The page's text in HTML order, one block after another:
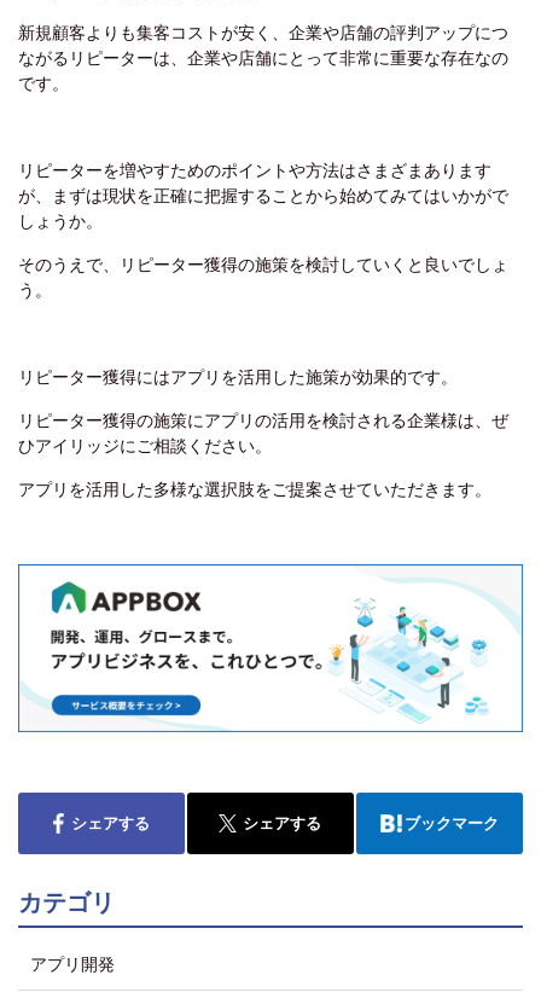
新規顧客よりも集客コストが安く、企業や店舗の評判アップにつ
ながるリピーターは、企業や店舗にとって非常に重要な存在なの
です。
リピーターを増やすためのポイントや方法はさまざまあります
が、まずは現状を正確に把握することから始めてみてはいかがで
しょうか。
そのうえで、リピーター獲得の施策を検討していくと良いでしょ
う。
リピーター獲得にはアプリを活用した施策が効果的です。
リピーター獲得の施策にアプリの活用を検討される企業様は、ぜ
ひアイリッジにご相談ください。
アプリを活用した多様な選択肢をご提案させていただきます。
シェアする シェアする ブックマーク
カテゴリ
アプリ開発